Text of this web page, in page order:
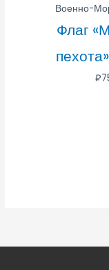
Военно-
Флаг
₽